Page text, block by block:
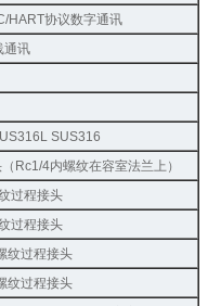
HART协议数字通讯
通讯
SUS316
Rc1/4内螺纹在容室法兰上）
过程接头
过程接头
纹过程接头
纹过程接头